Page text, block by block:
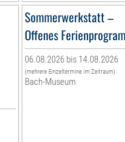
Sommerwerkstatt –
Offenes
06.08.2026 bis 14.08.2026
(mehrere Einzeltermine im Zeitraum)
Bach-Museum